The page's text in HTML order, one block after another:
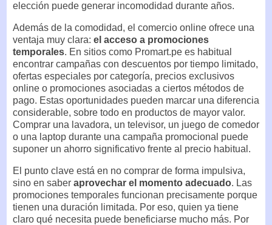
elección puede generar incomodidad durante años.
Además de la comodidad, el comercio online ofrece una
ventaja muy clara: el acceso a promociones
temporales. En sitios como Promart.pe es habitual
encontrar campañas con descuentos por tiempo limitado,
ofertas especiales por categoría, precios exclusivos
online o promociones asociadas a ciertos métodos de
pago. Estas oportunidades pueden marcar una diferencia
considerable, sobre todo en productos de mayor valor.
Comprar una lavadora, un televisor, un juego de comedor
o una laptop durante una campaña promocional puede
suponer un ahorro significativo frente al precio habitual.
El punto clave está en no comprar de forma impulsiva,
sino en saber aprovechar el momento adecuado. Las
promociones temporales funcionan precisamente porque
tienen una duración limitada. Por eso, quien ya tiene
claro qué necesita puede beneficiarse mucho más. Por